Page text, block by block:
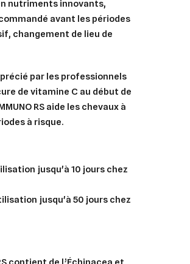
nutriments innovants,
avant les périodes
changement de lieu de
par les professionnels
de vitamine C au début de
RS aide les chevaux à
à risque.
jusqu'à 10 jours chez
jusqu'à 50 jours chez